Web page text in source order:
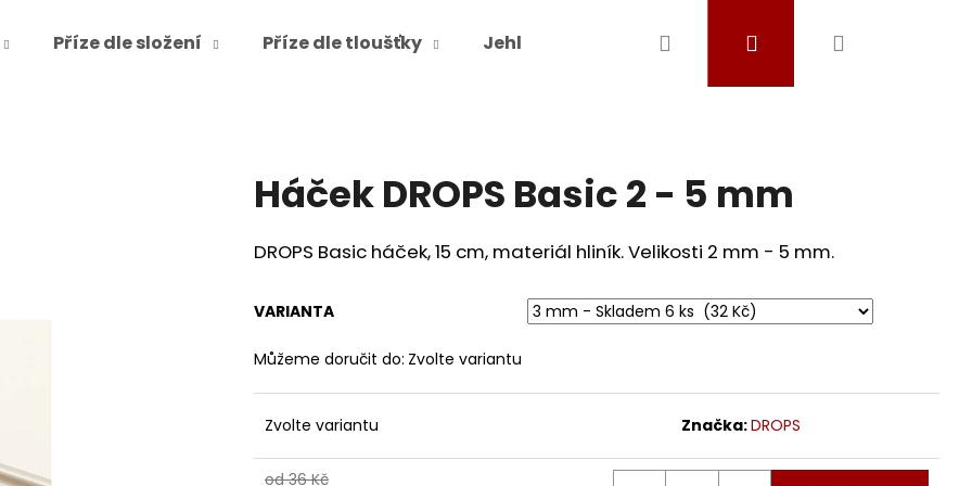
Příze dle složení Příze dle tloušťky Jehlice a háčky Ostatní pomůcky
Přihlášení
Háček DROPS Basic 2 - 5 mm
DROPS Basic háček, 15 cm, materiál hliník. Velikosti 2 mm - 5 mm.
VARIANTA
Můžeme doručit do: Zvolte variantu
Zvolte variantu Značka:DROPS
od 36 Kč
HLEDAT